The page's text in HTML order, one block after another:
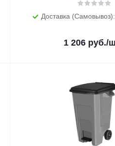
Доставка (Самовывоз):
1 206руб./